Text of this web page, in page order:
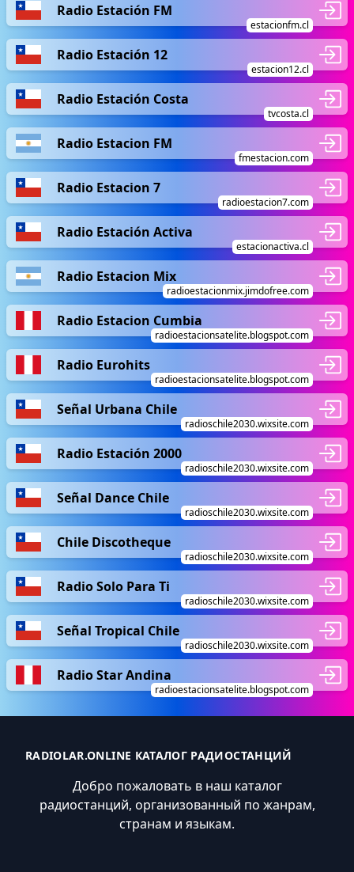
Radio Estación FM
estacionfm.cl
Radio Estación 12
estacion12.cl
Radio Estación Costa
tvcosta.cl
Radio Estacion FM
fmestacion.com
Radio Estacion 7
radioestacion7.com
Radio Estación Activa
estacionactiva.cl
Radio Estacion Mix
radioestacionmix.jimdofree.com
Radio Estacion Cumbia
radioestacionsatelite.blogspot.com
Radio Eurohits
radioestacionsatelite.blogspot.com
Señal Urbana Chile
radioschile2030.wixsite.com
Radio Estación 2000
radioschile2030.wixsite.com
Señal Dance Chile
radioschile2030.wixsite.com
Chile Discotheque
radioschile2030.wixsite.com
Radio Solo Para Ti
radioschile2030.wixsite.com
Señal Tropical Chile
radioschile2030.wixsite.com
Radio Star Andina
radioestacionsatelite.blogspot.com
RADIOLAR.ONLINE КАТАЛОГ РАДИОСТАНЦИЙ
Добро пожаловать в наш каталог
радиостанций, организованный по жанрам,
странам и языкам.